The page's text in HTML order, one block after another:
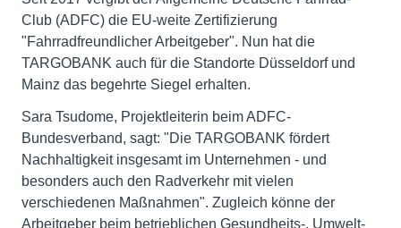
Club (ADFC) die EU-weite Zertifizierung
"Fahrradfreundlicher Arbeitgeber". Nun hat die
TARGOBANK auch für die Standorte Düsseldorf und
Mainz das begehrte Siegel erhalten.
Sara Tsudome, Projektleiterin beim ADFC-
Bundesverband, sagt: "Die TARGOBANK fördert
Nachhaltigkeit insgesamt im Unternehmen - und
besonders auch den Radverkehr mit vielen
verschiedenen Maßnahmen". Zugleich könne der
Arbeitgeber beim betrieblichen Gesundheits-, Umwelt-